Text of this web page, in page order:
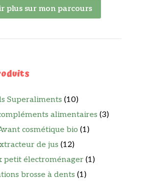
plus sur mon parcours
Superaliments (10)
alimentaires (3)
cosmétique bio (1)
de jus (12)
petit électroménager (1)
brosse à dents (1)